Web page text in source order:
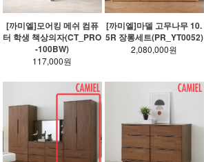
[까미엘]모어킹 메쉬 컴퓨
터 학생 책상의자(CT_PRO
-100BW)
117,000원
[까미엘]마델 고무나무 10.
5R 장롱세트(PR_YT0052)
2,080,000원